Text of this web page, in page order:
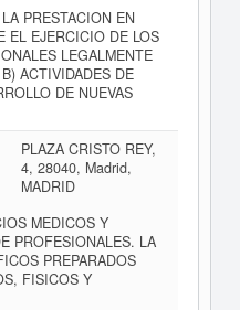
PRESTACION EN
EL EJERCICIO DE LOS
LEGALMENTE
ACTIVIDADES DE
DE NUEVAS
PLAZA CRISTO REY,
4, 28040, Madrid,
MADRID
MEDICOS Y
PROFESIONALES. LA
PREPARADOS
FISICOS Y